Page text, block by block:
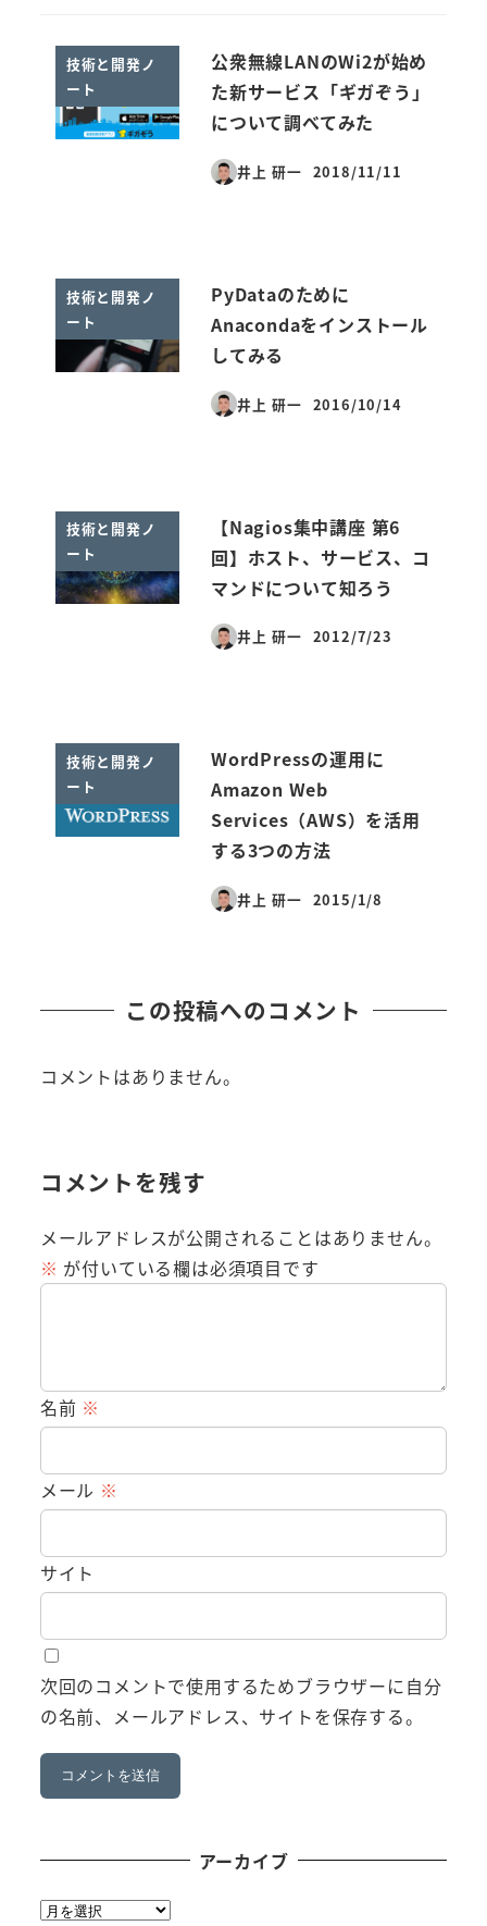
技術と開発ノ
ート
公衆無線LANのWi2が始め
た新サービス「ギガぞう」
について調べてみた
井上 研一
投稿日
2018/11/11
技術と開発ノ
ート
PyDataのために
Anacondaをインストール
してみる
井上 研一
投稿日
2016/10/14
技術と開発ノ
ート
【Nagios集中講座 第6
回】ホスト、サービス、コ
マンドについて知ろう
井上 研一
投稿日
2012/7/23
技術と開発ノ
ート
WordPressの運用に
Amazon Web
Services（AWS）を活用
する3つの方法
井上 研一
投稿日
2015/1/8
この投稿へのコメント
コメントはありません。
コメントを残す
メールアドレスが公開されることはありません。
※ が付いている欄は必須項目です
名前 ※
メール ※
サイト
次回のコメントで使用するためブラウザーに自分
の名前、メールアドレス、サイトを保存する。
アーカイブ
ア